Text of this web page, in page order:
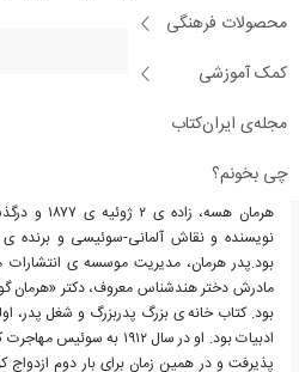
محصولات فرهنگی
کمک آموزشی
مجله‌ی ایران‌کتاب
چی بخونم؟
درباره هرمان هسه
بود.پدر هرمان، مدیریت موسسه ی انتشارات
مادرش دختر هندشناس معروف، دکتر «هرمان
بود. کتاب خانه ی بزرگ پدربزرگ و شغل پدر،